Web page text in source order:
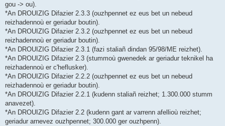
gou -> ou).
*An DROUIZIG Difazier 2.3.3 (ouzhpennet ez eus bet un nebeud
reizhadennoù er geriadur boutin).
*An DROUIZIG Difazier 2.3.2 (ouzhpennet ez eus bet un nebeud
reizhadennoù er geriadur boutin).
*An DROUIZIG Difazier 2.3.1 (fazi staliañ dindan 95/98/ME reizhet).
*An DROUIZIG Difazier 2.3 (stummoù gwenedek ar geriadur teknikel ha
reizhadennoù er c'heflusker).
*An DROUIZIG Difazier 2.2.2 (ouzhpennet ez eus bet un nebeud
reizhadennoù er geriadur boutin).
*An DROUIZIG Difazier 2.2.1 (kudenn staliañ reizhet; 1.300.000 stumm
anavezet).
*An DROUIZIG Difazier 2.2 (kudenn gant ar varrenn afellioù reizhet;
geriadur arnevez ouzhpennet; 300.000 ger ouzhpenn).